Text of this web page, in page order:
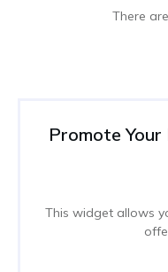
Promote
This widget allows